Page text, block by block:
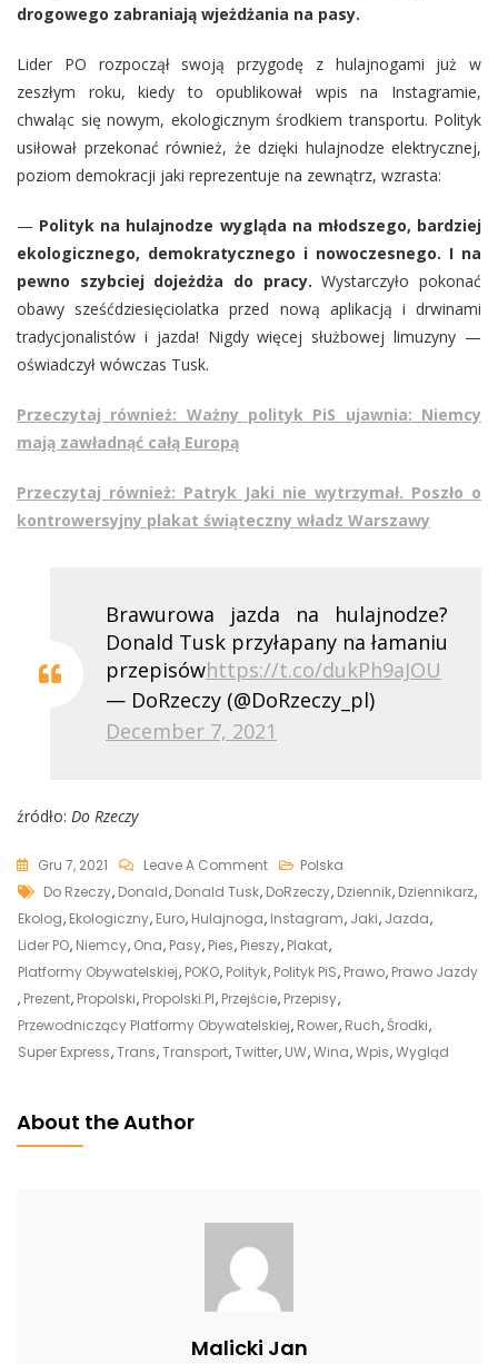
drogowego zabraniają wjeżdżania na pasy.
Lider PO rozpoczął swoją przygodę z hulajnogami już w
zeszłym roku, kiedy to opublikował wpis na Instagramie,
chwaląc się nowym, ekologicznym środkiem transportu. Polityk
usiłował przekonać również, że dzięki hulajnodze elektrycznej,
poziom demokracji jaki reprezentuje na zewnątrz, wzrasta:
— Polityk na hulajnodze wygląda na młodszego, bardziej
ekologicznego, demokratycznego i nowoczesnego. I na
pewno szybciej dojeżdża do pracy.Wystarczyło pokonać
obawy sześćdziesięciolatka przed nową aplikacją i drwinami
tradycjonalistów i jazda! Nigdy więcej służbowej limuzyny —
oświadczył wówczas Tusk.
Przeczytaj również: Ważny polityk PiS ujawnia: Niemcy
mają zawładnąć całą Europą
Przeczytaj również: Patryk Jaki nie wytrzymał. Poszło o
kontrowersyjny plakat świąteczny władz Warszawy
Brawurowa jazda na hulajnodze?
Donald Tusk przyłapany na łamaniu
przepisówhttps://t.co/dukPh9aJOU
— DoRzeczy (@DoRzeczy_pl)
December 7, 2021
źródło: Do Rzeczy
Gru 7, 2021 Leave A CommentOn
Donald
Tusk
Przyłapany
Na
Ponownym
Łamaniu
Przepisów
Polska
Tags
Do Rzeczy, Donald, Donald Tusk, DoRzeczy, Dziennik, Dziennikarz,
Ekolog, Ekologiczny, Euro, Hulajnoga, Instagram, Jaki, Jazda,
Lider PO, Niemcy, Ona, Pasy, Pies, Pieszy, Plakat,
Platformy Obywatelskiej, POKO, Polityk, Polityk PiS, Prawo, Prawo Jazdy
, Prezent, Propolski, Propolski.pl, Przejście, Przepisy,
Przewodniczący Platformy Obywatelskiej, Rower, Ruch,Środki,
Super Express,Trans,Transport,Twitter, UW,Wina,Wpis,Wygląd
About the Author
Malicki Jan